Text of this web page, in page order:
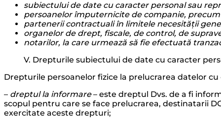
subiectului de date cu caracter personal sau
persoanelor împuternicite de companie,
partenerii contractuali în limitele necesității
organelor de drept, fiscale, de control, de
notarilor, la care urmează să fie efectuată
V. Drepturile subiectului de date cu caracter
Drepturile persoanelor fizice la prelucrarea datelor
– dreptul la informare– este dreptul Dvs. de a fi
scopul pentru care se face prelucrarea, destinatarii
exercitate aceste drepturi;